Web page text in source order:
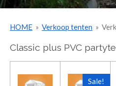
HOME » Verkoop tenten »
Classic plus PVC
Sale!